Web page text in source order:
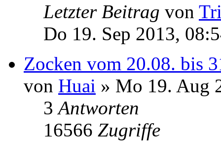
Letzter Beitrag von
Do 19. Sep 2013,
Zocken vom 20.08. bis
von Huai » Mo 19. Aug
3Antworten
16566 Zugriffe